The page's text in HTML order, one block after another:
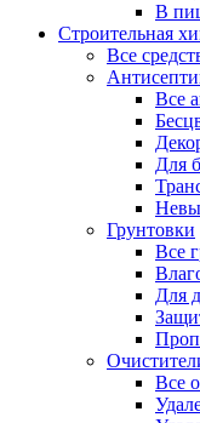
В
Строительная
Все
Все
Для
Грунтовки
Все
Для
Все